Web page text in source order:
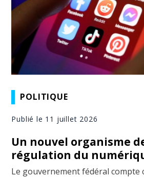
POLITIQUE
Publié le 11 juillet 2026
Un nouvel organisme
régulation du
Le gouvernement fédéral compte